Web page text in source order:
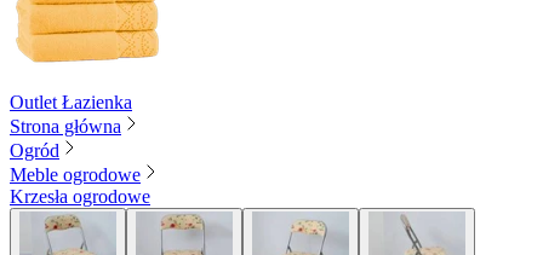
Outlet Łazienka
Strona główna
Ogród
Meble ogrodowe
Krzesła ogrodowe